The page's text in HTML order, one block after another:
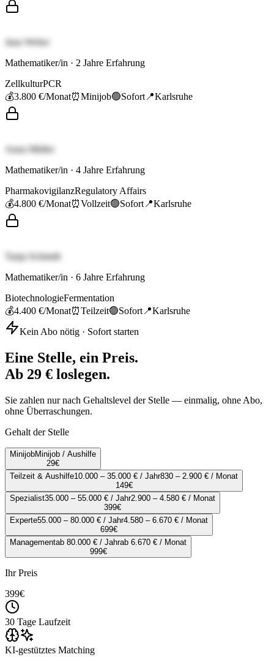
Jana Weber
Mathematiker/in · 2 Jahre Erfahrung
ZellkulturPCR
💰3.800 €/Monat⏰Minijob🟢Sofort 📍Karlsruhe
Anna Müller
Mathematiker/in · 4 Jahre Erfahrung
PharmakovigilanzRegulatory Affairs
💰4.800 €/Monat⏰Vollzeit🟢Sofort 📍Karlsruhe
Tanja Schmidt
Mathematiker/in · 6 Jahre Erfahrung
BiotechnologieFermentation
💰4.400 €/Monat⏰Teilzeit🟢Sofort 📍Karlsruhe
Kein Abo nötig · Sofort starten
Eine Stelle, ein Preis.
Ab 29 € loslegen.
Sie zahlen nur nach Gehaltslevel der Stelle — einmalig, ohne Abo,
ohne Überraschungen.
Gehalt der Stelle
MinijobMinijob / Aushilfe
29€
Teilzeit & Aushilfe10.000 – 35.000 € / Jahr830 – 2.900 € / Monat
149€
Spezialist35.000 – 55.000 € / Jahr2.900 – 4.580 € / Monat
399€
Experte55.000 – 80.000 € / Jahr4.580 – 6.670 € / Monat
699€
Managementab 80.000 € / Jahrab 6.670 € / Monat
999€
Ihr Preis
399€
30 Tage Laufzeit
KI-gestütztes Matching